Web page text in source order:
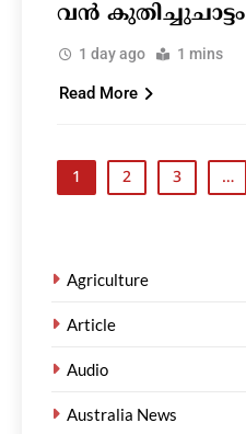
Agriculture
Article
Audio
Australia News
വൻ കുതിച്ചുചാട്ടം
1 day ago 1 mins
Read More
1 2 3 …